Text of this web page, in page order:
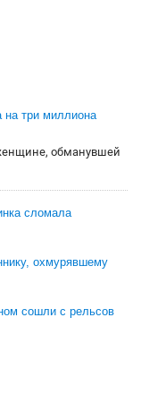
на три миллиона
обманувшей
сломала
охмурявшему
сошли с рельсов